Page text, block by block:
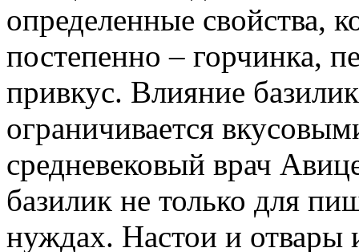
определенные свойства,
постепенно – горчинка,
привкус. Влияние
ограничивается
средневековый врач
базилик не только для
нуждах. Настои и отвары